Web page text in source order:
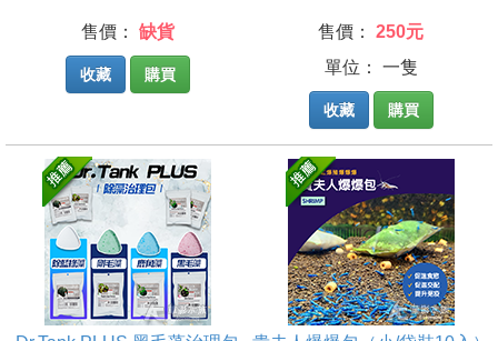
售價： 缺貨
收藏 購買
售價：
250元
單位： 一隻
收藏 購買